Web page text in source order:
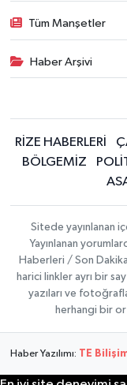
Tüm Manşetler
Haber Arşivi
RİZE HABERLERİ
BÖLGEMİZ
Sitede yayınlanan
Yayınlanan
Haberleri / Son
harici linkler ayrı bir
yazıları ve
herhangi bir
Haber Yazılımı: TE